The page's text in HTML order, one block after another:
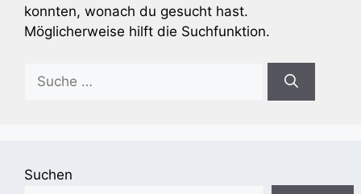
konnten, wonach du gesucht hast.
Möglicherweise hilft die Suchfunktion.
nach:
Suchen